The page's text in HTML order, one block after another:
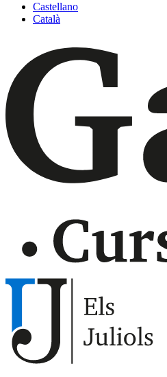
Castellano
Català